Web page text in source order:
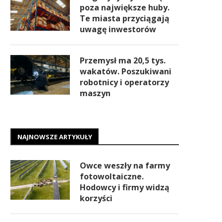
poza największe huby.
Te miasta przyciągają
uwagę inwestorów
Przemysł ma 20,5 tys.
wakatów. Poszukiwani
robotnicy i operatorzy
maszyn
NAJNOWSZE ARTYKUŁY
Owce weszły na farmy
fotowoltaiczne.
Hodowcy i firmy widzą
korzyści